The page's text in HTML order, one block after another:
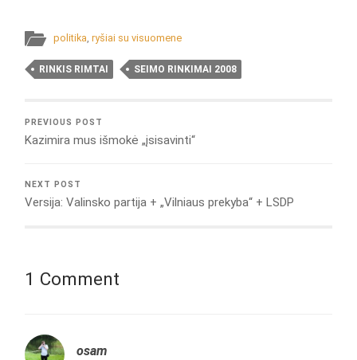
politika ,ryšiai su visuomene
RINKIS RIMTAI SEIMO RINKIMAI 2008
PREVIOUS POST
Kazimira mus išmokė „įsisavinti“
NEXT POST
Versija: Valinsko partija + „Vilniaus prekyba“ + LSDP
1 Comment
osam